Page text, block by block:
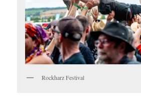
Rockharz Festival